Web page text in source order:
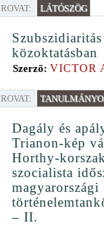
ROVAT: LÁTÓSZÖG
Szubszidiaritás
közoktatásban
Szerző: VICTOR
ROVAT:
Dagály és
Trianon-kép
Horthy-
szocialista
magyarországi
– II.